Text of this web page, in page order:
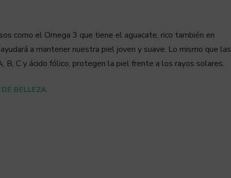
como el Omega 3 que tiene el aguacate, rico también en
a mantener nuestra piel joven y suave. Lo mismo que las
B, C y ácido fólico, protegen la piel frente a los rayos solares.
BELLEZA